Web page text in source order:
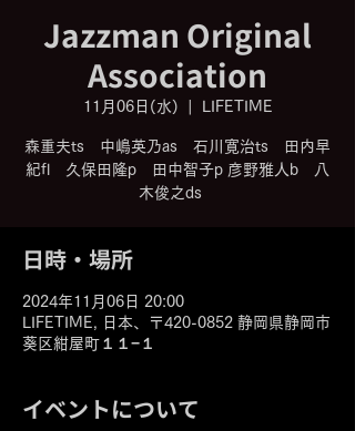
Jazzman Original
Association
11月06日(水) LIFETIME
森重夫ts 中嶋英乃as 石川寛治ts 田内早
紀fl 久保田隆p 田中智子p 彦野雅人b 八
木俊之ds
日時・場所
2024年11月06日 20:00
LIFETIME, 日本、〒420-0852 静岡県静岡市
葵区紺屋町１１−１
イベントについて